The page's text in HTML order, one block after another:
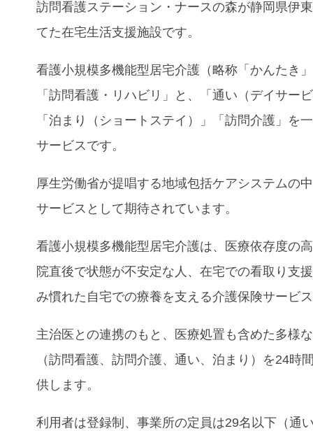
訪問看護ステーション・ナースの森が静岡県伊
てた在宅生活支援施設です。
看護小規模多機能型居宅介護（略称「かんたき
「訪問看護・リハビリ」と、「通い（デイサー
「泊まり（ショートステイ）」「訪問介護」を
サービスです。
厚生労働省が提唱する地域包括ケアシステムの
サービスとして期待されています。
看護小規模多機能型居宅介護は、医療依存度の
院直後で状態が不安定な人、在宅での看取り支
み慣れた自宅での療養を支える介護保険サービ
主治医との連携のもと、医療処置も含めた多様
（訪問看護、訪問介護、通い、泊まり）を24時
供します。
利用者は登録制、事業所の定員は29名以下（通